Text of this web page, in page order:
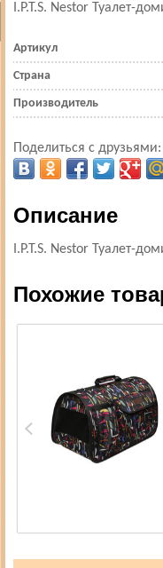
I.P.T.S. Nestor Туалет-
Артикул
Страна
Производитель
Поделиться с друзьями:
Описание
I.P.T.S. Nestor Туалет-
Похожие